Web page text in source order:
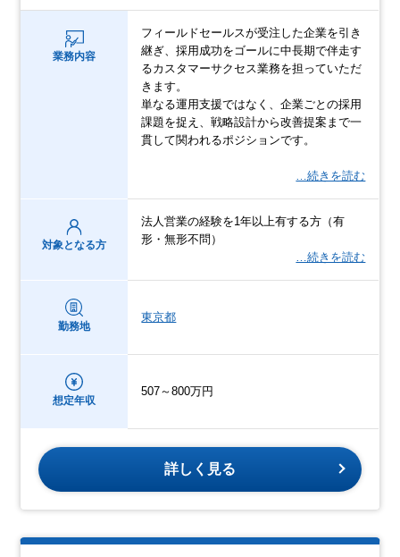
業務内容
フィールドセールスが受注した企業を引き
継ぎ、採用成功をゴールに中長期で伴走す
るカスタマーサクセス業務を担っていただ
きます。
単なる運用支援ではなく、企業ごとの採用
課題を捉え、戦略設計から改善提案まで一
貫して関われるポジションです。
…続きを読む
対象となる方
法人営業の経験を1年以上有する方（有
形・無形不問）
…続きを読む
勤務地
東京都
想定年収
507～800万円
詳しく見る